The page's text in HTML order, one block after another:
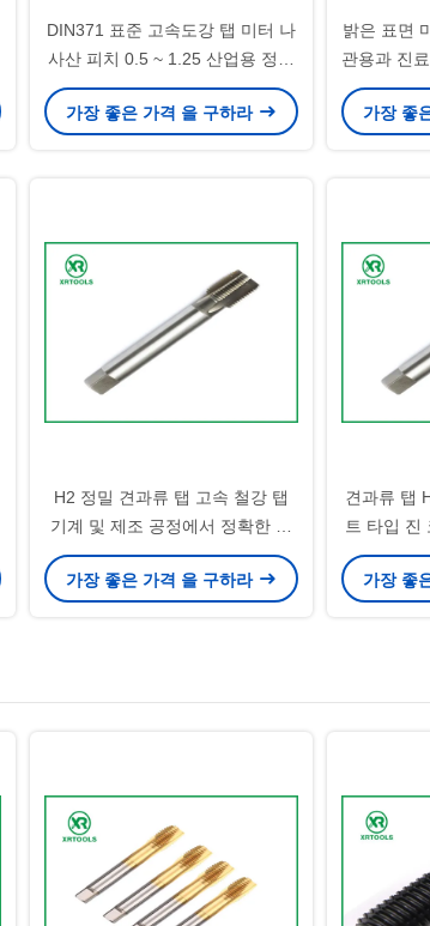
DIN371 표준 고속도강 탭 미터 나
사산 피치 0.5 ~ 1.25 산업용 정밀
절삭 공구
가장 좋은 가격 을 구하라
밝은 표면
관용과 진
닥
가장 좋
H2 정밀 견과류 탭 고속 철강 탭
기계 및 제조 공정에서 정확한 가
닥 작업에 이상적입니다
가장 좋은 가격 을 구하라
견과류 탭
트 타입 진
드 절단 도
가장 좋